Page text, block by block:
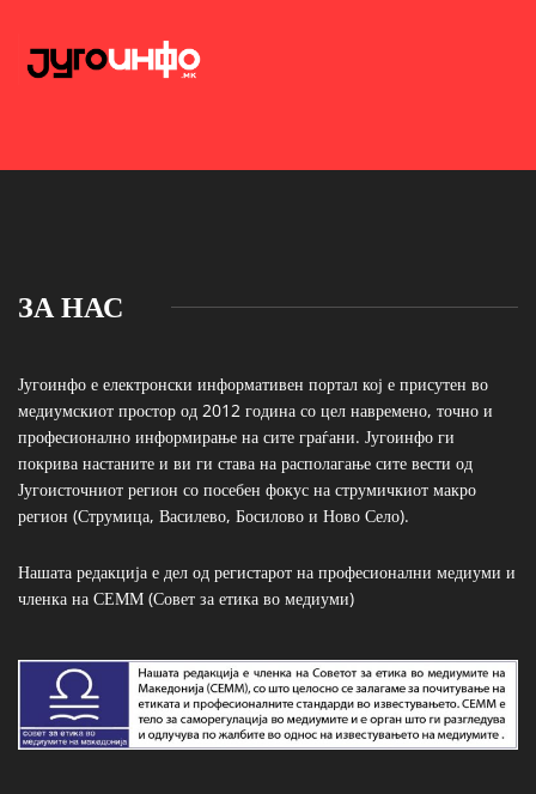
ЗА НАС
Југоинфо е електронски информативен портал кој е присутен во
медиумскиот простор од 2012 година со цел навремено, точно и
професионално информирање на сите граѓани. Југоинфо ги
покрива настаните и ви ги става на располагање сите вести од
Југоисточниот регион со посебен фокус на струмичкиот макро
регион (Струмица, Василево, Босилово и Ново Село).
Нашата редакција е дел од регистарот на професионални медиуми и
членка на СЕММ (Совет за етика во медиуми)